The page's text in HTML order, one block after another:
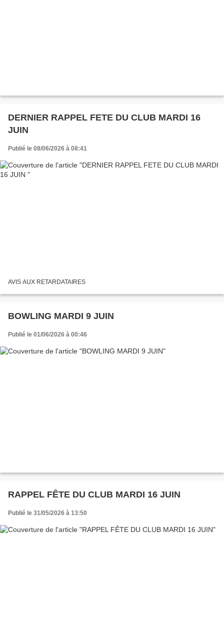
DERNIER RAPPEL FETE DU CLUB MARDI 16
JUIN
Publié le 08/06/2026 à 08:41
AVIS AUX RETARDATAIRES
BOWLING MARDI 9 JUIN
Publié le 01/06/2026 à 00:46
RAPPEL FÊTE DU CLUB MARDI 16 JUIN
Publié le 31/05/2026 à 13:50